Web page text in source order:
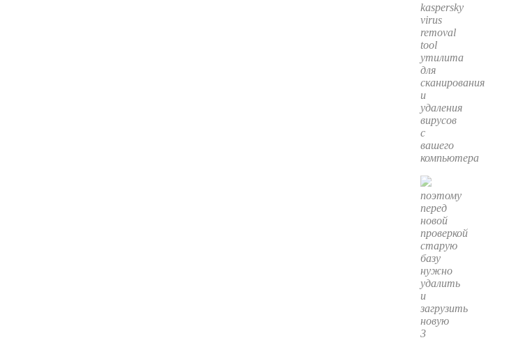
kaspersky
virus
removal
tool
утилита
для
сканирования
и
удаления
вирусов
с
вашего
компьютера
поэтому
перед
новой
проверкой
старую
базу
нужно
удалить
и
загрузить
новую
3